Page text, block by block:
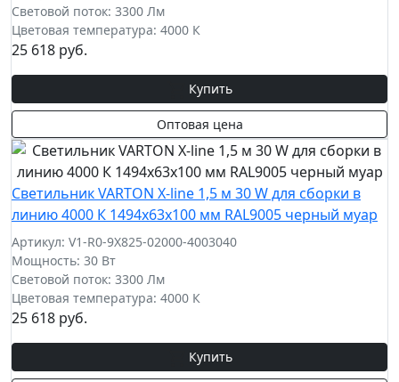
Световой поток: 3300 Лм
Цветовая температура: 4000 К
25 618 руб.
Купить
Оптовая цена
Cветильник VARTON X-line 1,5 м 30 W для сборки в
линию 4000 К 1494x63x100 мм RAL9005 черный муар
Артикул: V1-R0-9X825-02000-4003040
Мощность: 30 Вт
Световой поток: 3300 Лм
Цветовая температура: 4000 К
25 618 руб.
Купить